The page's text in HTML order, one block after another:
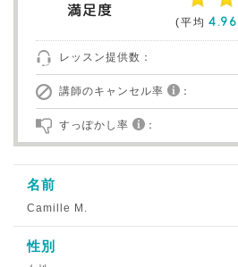
満足度
(平均 4.96
レッスン提供数：
講師のキャンセル率 ：
すっぽかし率 ：
名前
Camille M.
性別